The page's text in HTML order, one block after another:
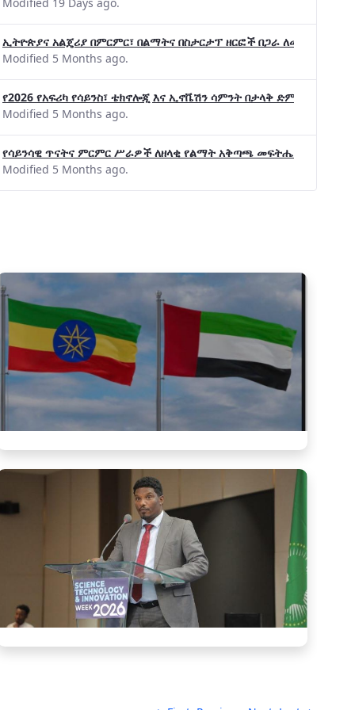
ኢትዮጵያና አልጄሪያ በምርምር፣ በልማትና በስታርታፕ ዘርፎች በጋራ ለመስራት መከሩ፡፡
Modified 5 Months ago.
የ2026 የአፍሪካ የሳይንስ፣ ቴክኖሎጂ እና ኢኖቬሽን ሳምንት በታላቅ ድምቀት
Modified 5 Months ago.
የሳይንሳዊ ጥናትና ምርምር ሥራዎች ለዘላቂ የልማት አቅጣጫ መፍትሔ ጠቋሚ
Modified 5 Months ago.